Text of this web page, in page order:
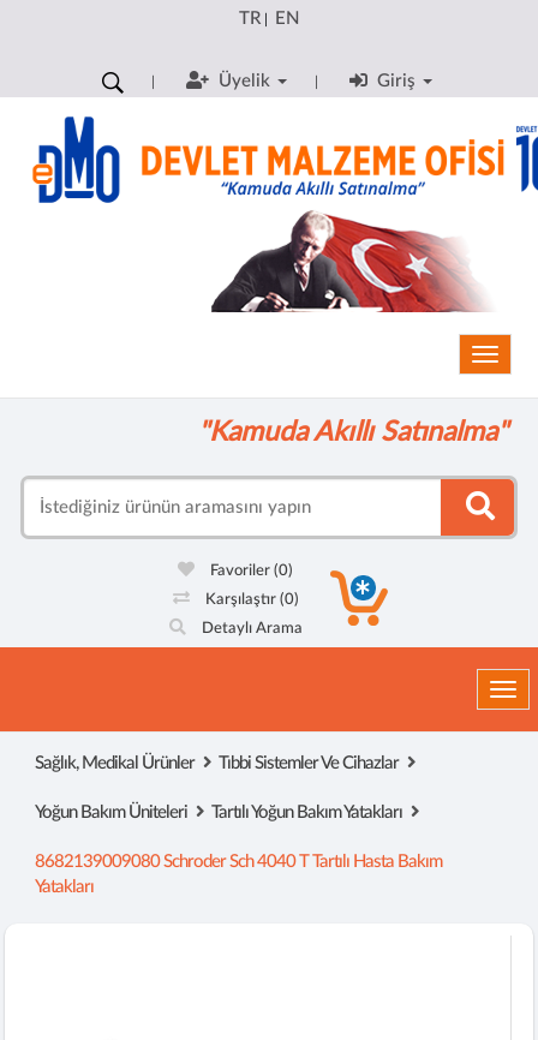
TR| EN
Üyelik Giriş
"Kamuda Akıllı Satınalma"
Favoriler(0)
Karşılaştır (0)
Detaylı Arama
Sağlık, Medikal Ürünler Tıbbi Sistemler Ve Cihazlar
Yoğun Bakım Üniteleri Tartılı Yoğun Bakım Yatakları
8682139009080 Schroder Sch 4040 T Tartılı Hasta Bakım
Yatakları